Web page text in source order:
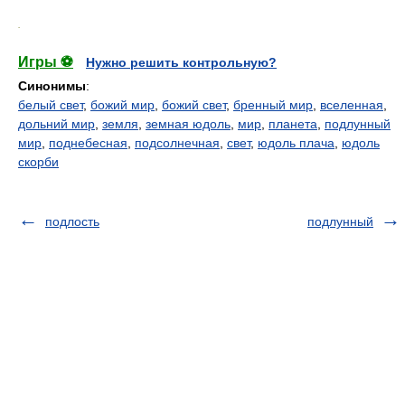
Игры ⚽
Нужно решить контрольную?
Синонимы:
белый свет, божий мир божий свет, бренный мир вселенная
дольний мир земля земная юдоль мир планета
подлунный
мир поднебесная подсолнечная свет, юдоль плача
юдоль
скорби
подлость подлунный